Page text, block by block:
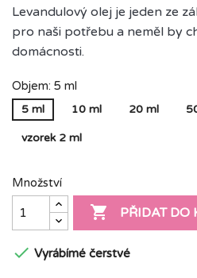
Levandulový olej je jeden ze
pro naši potřebu a neměl by
domácnosti.
Objem: 5 ml
5 ml 10 ml 20 ml
vzorek 2 ml
Množství
 PŘIDAT DO
 Vyrábímé čerstvé